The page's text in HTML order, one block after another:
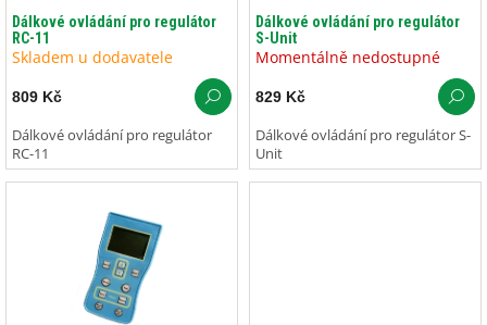
d
u
k
t
Dálkové ovládání pro regulátor
RC-11
Skladem u dodavatele
809 Kč
Dálkové ovládání pro regulátor
RC-11
Dálkové ovládání pro regulátor
S-Unit
Momentálně nedostupné
829 Kč
Dálkové ovládání pro regulátor S-
Unit